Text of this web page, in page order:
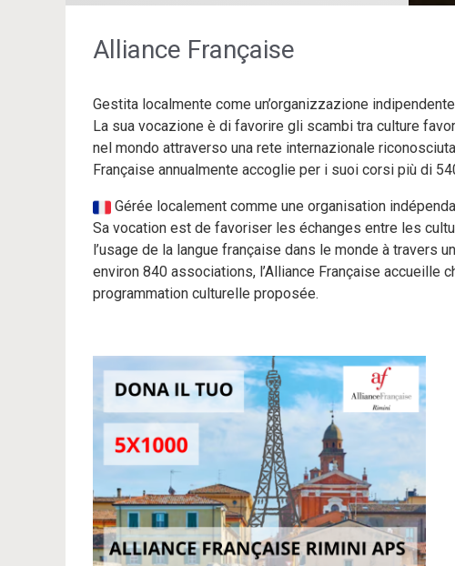
Alliance Française
Gestita localmente come un’organizzazione
La sua vocazione è di favorire gli scambi tra culture
nel mondo attraverso una rete internazionale
Française annualmente accoglie per i suoi corsi più di
Gérée localement comme une organisation
Sa vocation est de favoriser les échanges entre les
l’usage de la langue française dans le monde à
environ 840 associations, l’Alliance Française
programmation culturelle proposée.